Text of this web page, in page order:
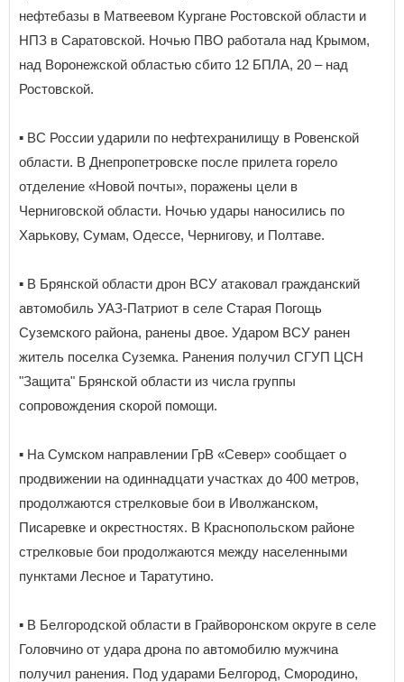
нефтебазы в Матвеевом Кургане Ростовской области и
НПЗ в Саратовской. Ночью ПВО работала над Крымом,
над Воронежской областью сбито 12 БПЛА, 20 – над
Ростовской.
▪️ ВС России ударили по нефтехранилищу в Ровенской
области. В Днепропетровске после прилета горело
отделение «Новой почты», поражены цели в
Черниговской области. Ночью удары наносились по
Харькову, Сумам, Одессе, Чернигову, и Полтаве.
▪️ В Брянской области дрон ВСУ атаковал гражданский
автомобиль УАЗ-Патриот в селе Старая Погощь
Суземского района, ранены двое. Ударом ВСУ ранен
житель поселка Суземка. Ранения получил СГУП ЦСН
"Защита" Брянской области из числа группы
сопровождения скорой помощи.
▪️ На Сумском направлении ГрВ «Север» сообщает о
продвижении на одиннадцати участках до 400 метров,
продолжаются стрелковые бои в Иволжанском,
Писаревке и окрестностях. В Краснопольском районе
стрелковые бои продолжаются между населенными
пунктами Лесное и Таратутино.
▪️ В Белгородской области в Грайворонском округе в селе
Головчино от удара дрона по автомобилю мужчина
получил ранения. Под ударами Белгород, Смородино,